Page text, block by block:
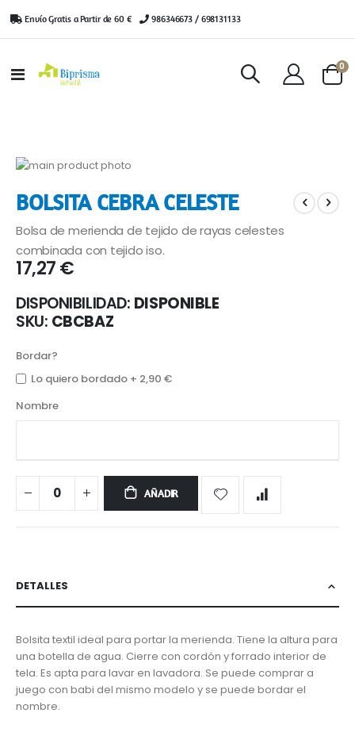
Envío Gratis a Partir de 60 € | 986346673 / 698131133
Toggle
Cart
0
Saltar
final
de
la
galería
de
imágenes
al
comienzo
de
la
galería
imágenes
BOLSITA CEBRA CELESTE
Bolsa de merienda de tejido de rayas celestes
combinada con tejido iso.
17,27 €
DISPONIBILIDAD: DISPONIBLE
SKU CBCBAZ
Bordar?
Lo quiero bordado + 2,90 €
Nombre
AÑADIR
DETALLES
Bolsita textil ideal para portar la merienda. Tiene la altura para
una botella de agua. Cierre con cordón y forrado interior de
tela. Es apta para lavar en lavadora. Se puede comprar a
juego con babi del mismo modelo y se puede bordar el
nombre.